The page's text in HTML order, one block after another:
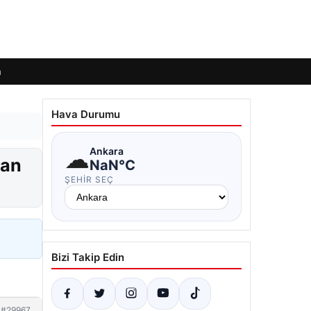
Hava Durumu
☁Ankara
NaN°C
ŞEHIR SEÇ
Bizi Takip Edin